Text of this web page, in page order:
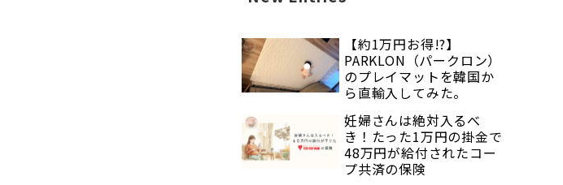
【約1万円お得!?】
PARKLON（パークロン）
のプレイマットを韓国か
ら直輸入してみた。
妊婦さんは絶対入るべ
き！たった1万円の掛金で
48万円が給付されたコー
プ共済の保険